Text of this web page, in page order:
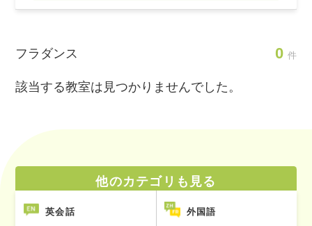
フラダンス 0 件
該当する教室は見つかりませんでした。
他のカテゴリも見る
英会話 外国語